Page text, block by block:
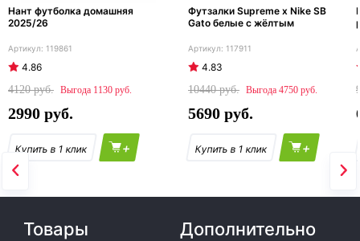
Нант футболка домашняя
2025/26
119861
4.86
4120
1130
2990
+
Футзалки Supreme x Nike SB
Gato белые с жёлтым
117911
4.83
10440
4750
5690
+
Товары Дополнительно